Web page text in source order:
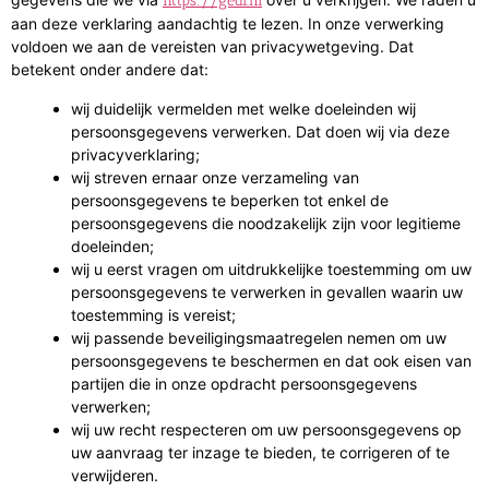
aan deze verklaring aandachtig te lezen. In onze verwerking
voldoen we aan de vereisten van privacywetgeving. Dat
betekent onder andere dat:
wij duidelijk vermelden met welke doeleinden wij
persoonsgegevens verwerken. Dat doen wij via deze
privacyverklaring;
wij streven ernaar onze verzameling van
persoonsgegevens te beperken tot enkel de
persoonsgegevens die noodzakelijk zijn voor legitieme
doeleinden;
wij u eerst vragen om uitdrukkelijke toestemming om uw
persoonsgegevens te verwerken in gevallen waarin uw
toestemming is vereist;
wij passende beveiligingsmaatregelen nemen om uw
persoonsgegevens te beschermen en dat ook eisen van
partijen die in onze opdracht persoonsgegevens
verwerken;
wij uw recht respecteren om uw persoonsgegevens op
uw aanvraag ter inzage te bieden, te corrigeren of te
verwijderen.